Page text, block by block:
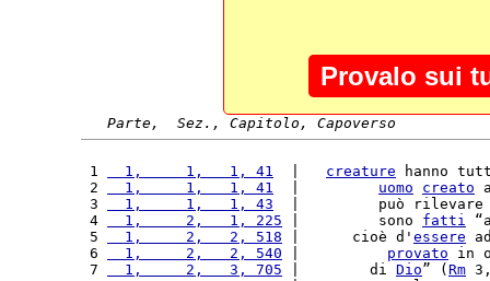
Provalo sui
Parte,  Sez., Capitolo, Capoverso
1
  1,     1,   1, 41
creature hanno
2
  1,     1,   1, 41
uomo creato
3
  1,     1,   1, 43
|         può
4
  1,     2,   1, 225
|         sono fatti
5
  1,     2,   2, 518
|      cioè d' essere
6
  1,     2,   2, 540
provato in
7
  1,     2,   3, 705
|        di Dio” ( Rm